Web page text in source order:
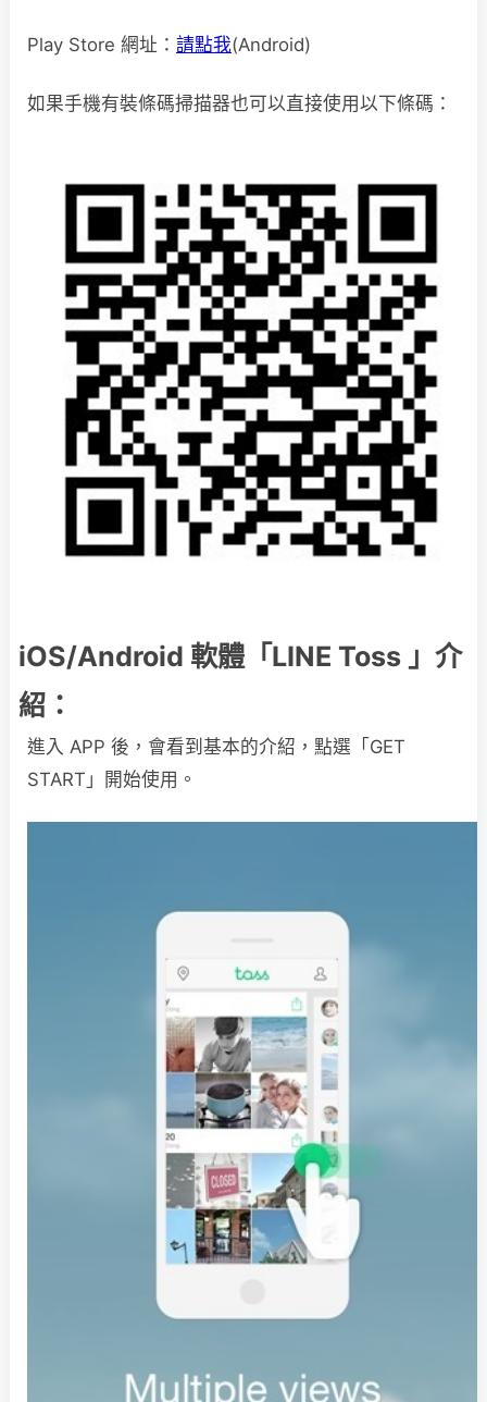
Play Store 網址： 請點我(Android)
如果手機有裝條碼掃描器也可以直接使用以下條碼：
iOS/Android 軟體「LINE Toss 」介
紹：
進入 APP 後，會看到基本的介紹，點選「GET
START」開始使用。